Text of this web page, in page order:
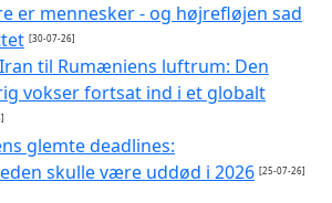
er mennesker - og højrefløjen sad
[30-07-26]
til Rumæniens luftrum: Den
vokser fortsat ind i et globalt
glemte deadlines:
skulle være uddød i 2026 [25-07-26]